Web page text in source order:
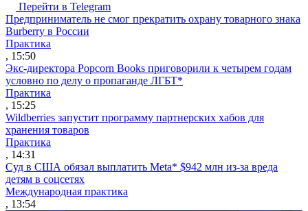
Перейти в Telegram
Предприниматель не смог прекратить охрану товарного знака
Burberry в России
Практика
, 15:50
Экс-директора Popcorn Books приговорили к четырем годам
условно по делу о пропаганде ЛГБТ*
Практика
, 15:25
Wildberries запустит программу партнерских хабов для
хранения товаров
Практика
, 14:31
Суд в США обязал выплатить Meta* $942 млн из-за вреда
детям в соцсетях
Международная практика
, 13:54